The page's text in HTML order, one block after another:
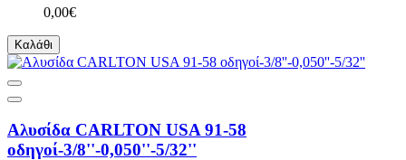
0,00€
Καλάθι
Αλυσίδα CARLTON USA 91-58
οδηγοί-3/8''-0,050''-5/32''